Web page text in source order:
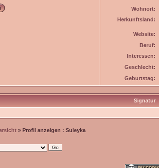
Wohnort:
Herkunftsland:
Website:
Beruf:
Interessen:
Geschlecht:
Geburtstag:
Signatur
» Profil anzeigen : Suleyka